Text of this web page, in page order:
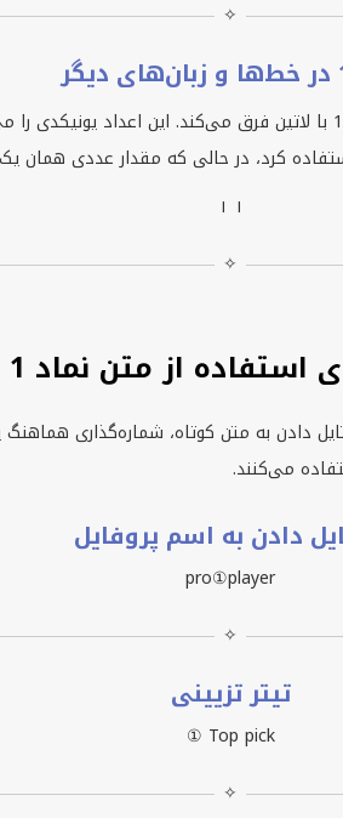
✧
در بعضی سیستم‌های نوشتاری شکل عدد 1 با لاتین فرق می‌کند. این
کرد، در حالی که مقدار عددی همان
١ ۱
✧
استفاده از متن نماد 1
از نمادهای شبیه 1 برای استایل دادن به متن کوتاه،
می‌کنند.
دادن به اسم پروفایل
pro①player
✧
تیتر تزیینی
① Top pick
✧